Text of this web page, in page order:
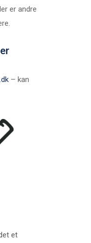
er andre
– kan
et